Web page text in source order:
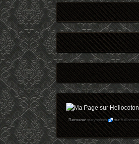
Retrouvezmaryophoto surHellocoton